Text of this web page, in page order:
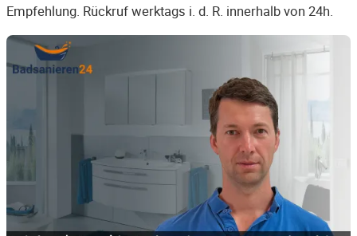
Empfehlung. Rückruf werktags i. d. R. innerhalb von 24h.